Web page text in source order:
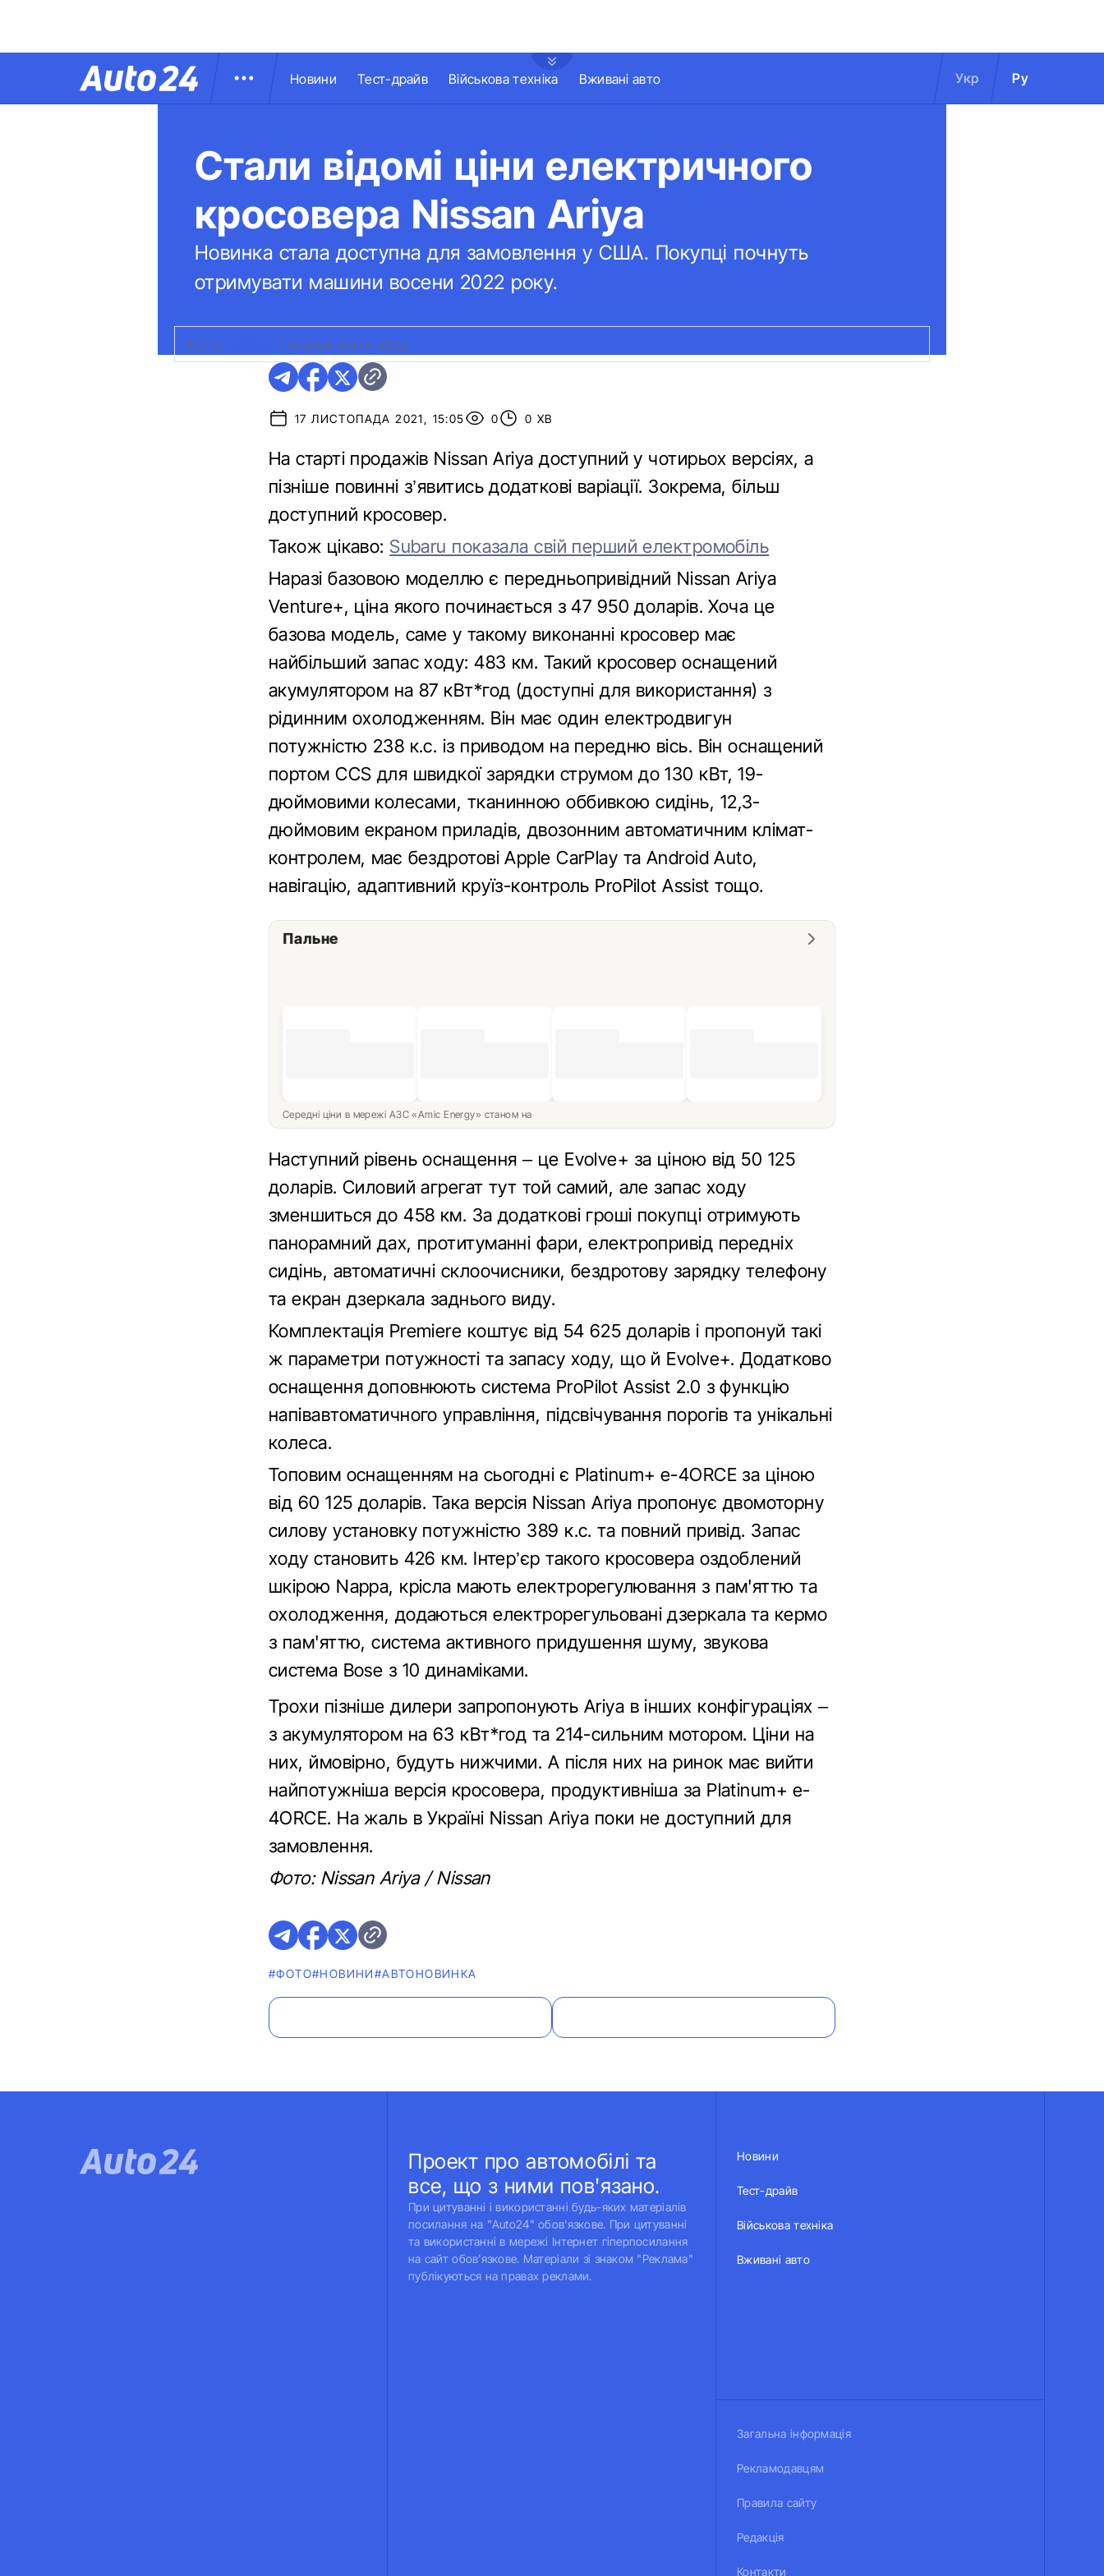
Новини Тест-драйв Військова техніка Вживані авто Укр Ру
Стали відомі ціни електричного
кросовера Nissan Ariya
Новинка стала доступна для замовлення у США. Покупці почнуть
отримувати машини восени 2022 року.
ФОТО: NISSAN ARIYA 2022
17 ЛИСТОПАДА 2021, 15:05 0 0 ХВ
На старті продажів Nissan Ariya доступний у чотирьох версіях, а
пізніше повинні з’явитись додаткові варіації. Зокрема, більш
доступний кросовер.
Також цікаво: Subaru показала свій перший електромобіль
Наразі базовою моделлю є передньопривідний Nissan Ariya
Venture+, ціна якого починається з 47 950 доларів. Хоча це
базова модель, саме у такому виконанні кросовер має
найбільший запас ходу: 483 км. Такий кросовер оснащений
акумулятором на 87 кВт*год (доступні для використання) з
рідинним охолодженням. Він має один електродвигун
потужністю 238 к.с. із приводом на передню вісь. Він оснащений
портом CCS для швидкої зарядки струмом до 130 кВт, 19-
дюймовими колесами, тканинною оббивкою сидінь, 12,3-
дюймовим екраном приладів, двозонним автоматичним клімат-
контролем, має бездротові Apple CarPlay та Android Auto,
навігацію, адаптивний круїз-контроль ProPilot Assist тощо.
Пальне
Середні ціни в мережі АЗС «Amic Energy» станом на
Наступний рівень оснащення – це Evolve+ за ціною від 50 125
доларів. Силовий агрегат тут той самий, але запас ходу
зменшиться до 458 км. За додаткові гроші покупці отримують
панорамний дах, протитуманні фари, електропривід передніх
сидінь, автоматичні склоочисники, бездротову зарядку телефону
та екран дзеркала заднього виду.
Комплектація Premiere коштує від 54 625 доларів і пропонуй такі
ж параметри потужності та запасу ходу, що й Evolve+. Додатково
оснащення доповнюють система ProPilot Assist 2.0 з функцію
напівавтоматичного управління, підсвічування порогів та унікальні
колеса.
Топовим оснащенням на сьогодні є Platinum+ e-4ORCE за ціною
від 60 125 доларів. Така версія Nissan Ariya пропонує двомоторну
силову установку потужністю 389 к.с. та повний привід. Запас
ходу становить 426 км. Інтер’єр такого кросовера оздоблений
шкірою Nappa, крісла мають електрорегулювання з пам'яттю та
охолодження, додаються електрорегульовані дзеркала та кермо
з пам'яттю, система активного придушення шуму, звукова
система Bose з 10 динаміками.
Трохи пізніше дилери запропонують Ariya в інших конфігураціях –
з акумулятором на 63 кВт*год та 214-сильним мотором. Ціни на
них, ймовірно, будуть нижчими. А після них на ринок має вийти
найпотужніша версія кросовера, продуктивніша за Platinum+ e-
4ORCE. На жаль в Україні Nissan Ariya поки не доступний для
замовлення.
Фото: Nissan Ariya / Nissan
#ФОТО#НОВИНИ#АВТОНОВИНКА
Проект про автомобілі та
все, що з ними пов'язано.
При цитуванні і використанні будь-яких матеріалів
посилання на "Auto24" обов'язкове. При цитуванні
та використанні в мережі Інтернет гіперпосилання
на сайт обов'язкове. Матеріали зі знаком "Реклама"
публікуються на правах реклами.
Новини
Тест-драйв
Військова техніка
Вживані авто
Загальна інформація
Рекламодавцям
Правила сайту
Редакція
Контакти